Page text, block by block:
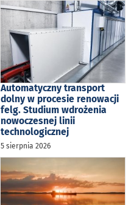
Automatyczny transport
dolny w procesie renowacji
felg. Studium wdrożenia
nowoczesnej linii
technologicznej
5 sierpnia 2026